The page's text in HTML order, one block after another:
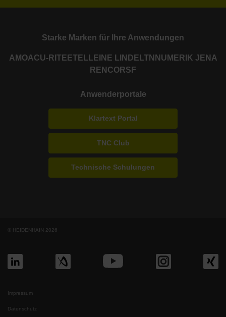
Starke Marken für Ihre Anwendungen
AMOACU-RITE ETEL LEINE LINDE LTN NUMERIK JENA
RENCORSF
Anwenderportale
Klartext Portal
TNC Club
Technische Schulungen
© HEIDENHAIN 2026
Impressum
Datenschutz